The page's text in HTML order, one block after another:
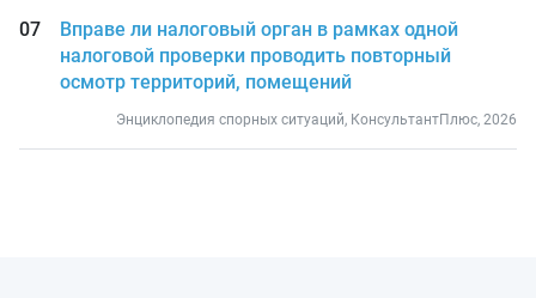
Вправе ли налоговый орган в рамках одной
налоговой проверки проводить повторный
осмотр территорий, помещений
Энциклопедия спорных ситуаций, КонсультантПлюс, 2026